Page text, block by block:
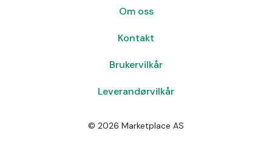
Om oss
Kontakt
Brukervilkår
Leverandørvilkår
© 2026 Marketplace AS